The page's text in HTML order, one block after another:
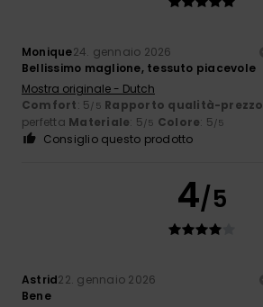
Monique24. gennaio 2026
Bellissimo maglione, tessuto piacevole
Mostra originale - Dutch
Comfort: 5/5 Rapporto qualità-prezzo
perfetta Materiale: 5/5 Colore: 5/5
Consiglio questo prodotto
4/5
Astrid22. gennaio 2026
Bene